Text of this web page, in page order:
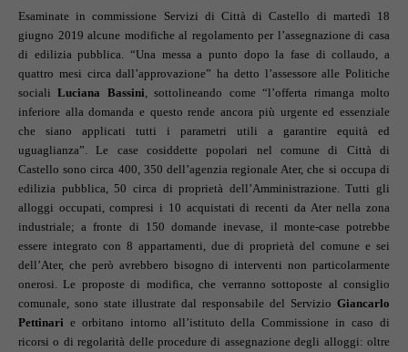
Esaminate in commissione Servizi di Città di Castello di martedì 18
giugno 2019 alcune modifiche al regolamento per l’assegnazione di casa
di edilizia pubblica. “Una messa a punto dopo la fase di collaudo, a
quattro mesi circa dall’approvazione” ha detto l’assessore alle Politiche
sociali Luciana Bassini , sottolineando come “l’offerta rimanga molto
inferiore alla domanda e questo rende ancora più urgente ed essenziale
che siano applicati tutti i parametri utili a garantire equità ed
uguaglianza”. Le case cosiddette popolari nel comune di Città di
Castello sono circa 400, 350 dell’agenzia regionale Ater, che si occupa di
edilizia pubblica, 50 circa di proprietà dell’Amministrazione. Tutti gli
alloggi occupati, compresi i 10 acquistati di recenti da Ater nella zona
industriale; a fronte di 150 domande inevase, il monte-case potrebbe
essere integrato con 8 appartamenti, due di proprietà del comune e sei
dell’Ater, che però avrebbero bisogno di interventi non particolarmente
onerosi. Le proposte di modifica, che verranno sottoposte al consiglio
comunale, sono state illustrate dal responsabile del Servizio Giancarlo
Pettinari e orbitano intorno all’istituto della Commissione in caso di
ricorsi o di regolarità delle procedure di assegnazione degli alloggi: oltre